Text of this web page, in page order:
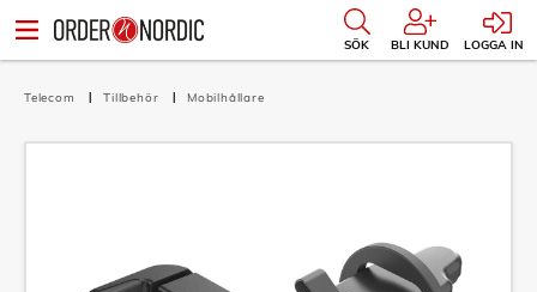
SÖK BLI KUND LOGGA IN
Telecom Tillbehör Mobilhållare